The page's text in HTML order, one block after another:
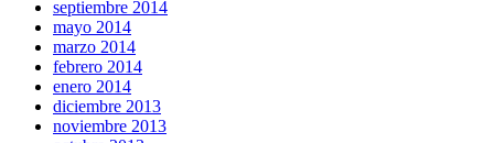
septiembre 2014
mayo 2014
marzo 2014
febrero 2014
enero 2014
diciembre 2013
noviembre 2013